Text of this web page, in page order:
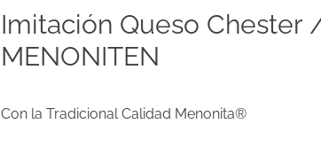
Imitación Queso Chester
MENONITEN
Con la Tradicional Calidad Menonita®